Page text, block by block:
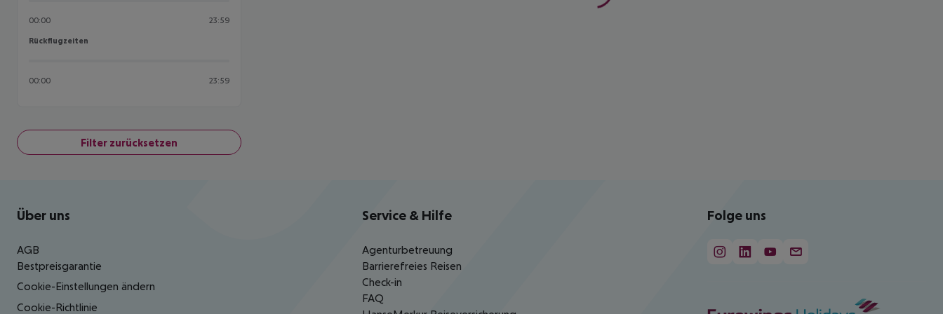
00:00 23:59
Rückflugzeiten
Rückflugzeiten
00:00 23:59
Filter zurücksetzen
Footer navigation
Über uns
AGB
Bestpreisgarantie
Cookie-Einstellungen ändern
Cookie-Richtlinie
Service & Hilfe
Agenturbetreuung
Barrierefreies Reisen
Check-in
FAQ
Folge uns